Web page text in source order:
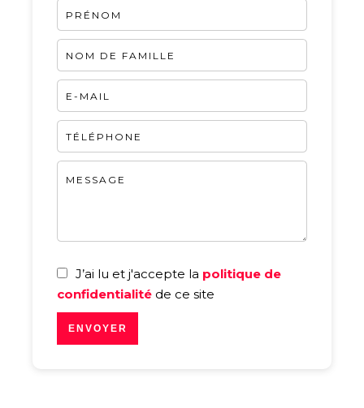
J’ai lu et j'accepte la politique de
confidentialité de ce site
ENVOYER